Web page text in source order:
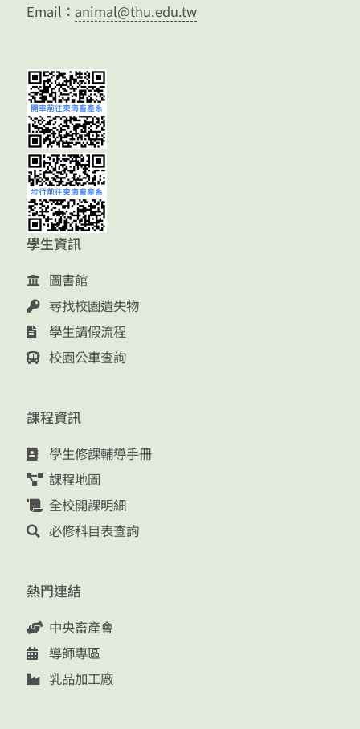
Email： animal@thu.edu.tw
學生資訊
圖書館
尋找校園遺失物
學生請假流程
校園公車查詢
課程資訊
學生修課輔導手冊
課程地圖
全校開課明細
必修科目表查詢
熱門連結
中央畜產會
導師專區
乳品加工廠